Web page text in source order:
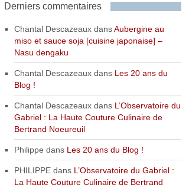
Derniers commentaires
Chantal DescazeauxdansAubergine au
miso et sauce soja [cuisine japonaise] –
Nasu dengaku
Chantal Descazeauxdans Les 20 ans du
Blog !
Chantal Descazeauxdans L’Observatoire du
Gabriel : La Haute Couture Culinaire de
Bertrand Noeureuil
Philippe dans Les 20 ans du Blog !
PHILIPPEdans L’Observatoire du Gabriel :
La Haute Couture Culinaire de Bertrand